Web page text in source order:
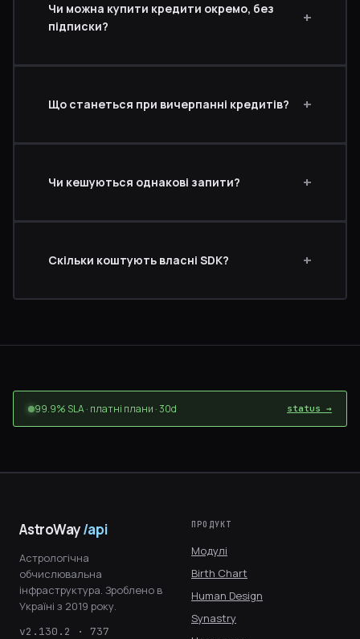
Чи можна купити кредити окремо, без
підписки?
Що станеться при вичерпанні кредитів?
Чи кешуються однакові запити?
Скільки коштують власні SDK?
99.9% SLA · платні плани · 30d status →
AstroWay/api
Астрологічна
обчислювальна
інфраструктура. Зроблено в
Україні з 2019 року.
v2.130.2 · 737
ПРОДУКТ
Модулі
Birth Chart
Human Design
Synastry